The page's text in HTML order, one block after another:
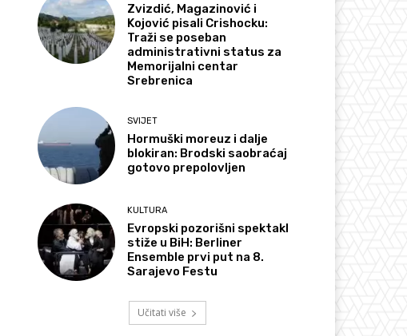
Zvizdić, Magazinović i
Kojović pisali Crishocku:
Traži se poseban
administrativni status za
Memorijalni centar
Srebrenica
SVIJET
Hormuški moreuz i dalje
blokiran: Brodski saobraćaj
gotovo prepolovljen
KULTURA
Evropski pozorišni spektakl
stiže u BiH: Berliner
Ensemble prvi put na 8.
Sarajevo Festu
Učitati više